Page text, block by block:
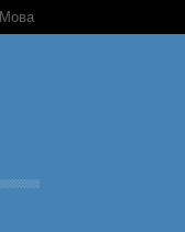
Мова